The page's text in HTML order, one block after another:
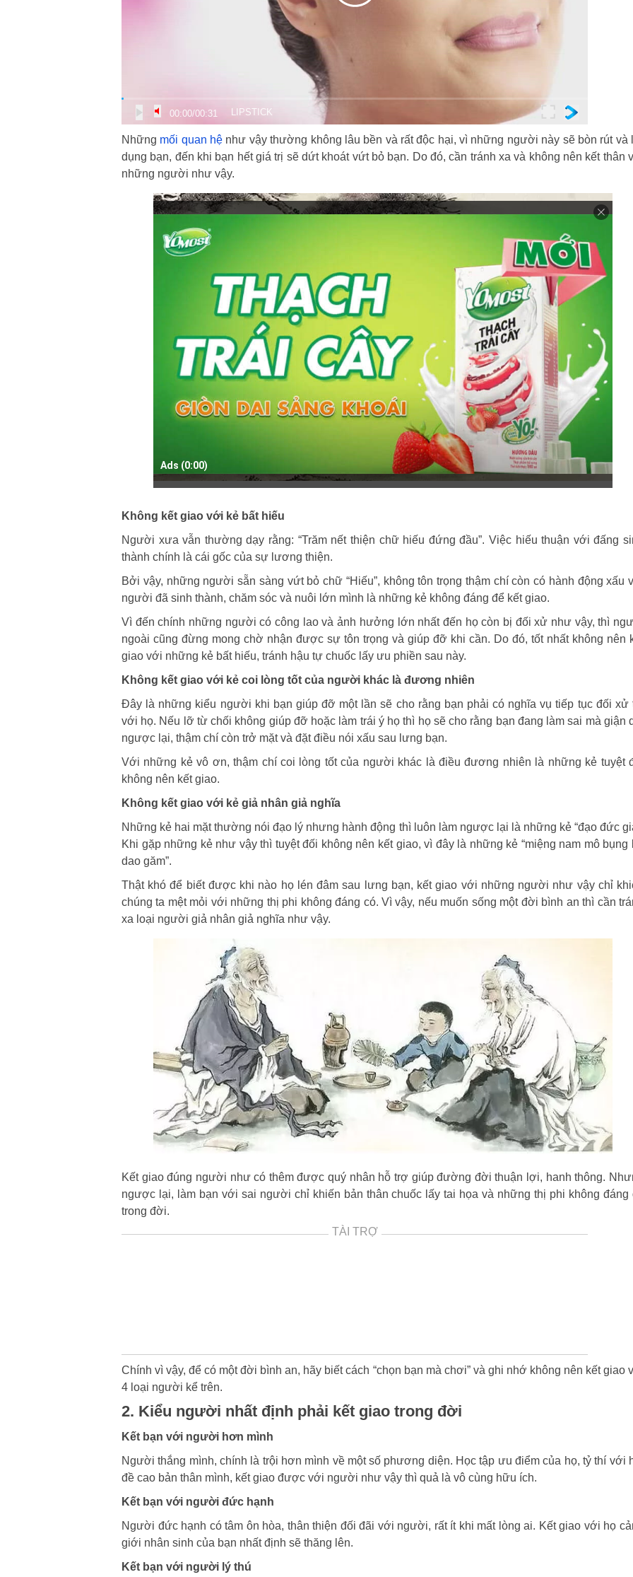
00:00/00:31 LIPSTICK
Những mối quan hệ như vậy thường không lâu bền và rất độc hại, vì những người này sẽ bòn rút và
dụng bạn, đến khi bạn hết giá trị sẽ dứt khoát vứt bỏ bạn. Do đó, cần tránh xa và không nên kết thân
những người như vậy.
Ads (0:00)
Không kết giao với kẻ bất hiếu
Người xưa vẫn thường dạy rằng: “Trăm nết thiện chữ hiếu đứng đầu”. Việc hiếu thuận với đấng
thành chính là cái gốc của sự lương thiện.
Bởi vậy, những người sẵn sàng vứt bỏ chữ “Hiếu”, không tôn trọng thậm chí còn có hành động xấu
người đã sinh thành, chăm sóc và nuôi lớn mình là những kẻ không đáng để kết giao.
Vì đến chính những người có công lao và ảnh hưởng lớn nhất đến họ còn bị đối xử như vậy, thì
ngoài cũng đừng mong chờ nhận được sự tôn trọng và giúp đỡ khi cần. Do đó, tốt nhất không nên
giao với những kẻ bất hiếu, tránh hậu tự chuốc lấy ưu phiền sau này.
Không kết giao với kẻ coi lòng tốt của người khác là đương nhiên
Đây là những kiểu người khi bạn giúp đỡ một lần sẽ cho rằng bạn phải có nghĩa vụ tiếp tục đối xử
với họ. Nếu lỡ từ chối không giúp đỡ hoặc làm trái ý họ thì họ sẽ cho rằng bạn đang làm sai mà giận
ngược lại, thậm chí còn trở mặt và đặt điều nói xấu sau lưng bạn.
Với những kẻ vô ơn, thậm chí coi lòng tốt của người khác là điều đương nhiên là những kẻ tuyệt
không nên kết giao.
Không kết giao với kẻ giả nhân giả nghĩa
Những kẻ hai mặt thường nói đạo lý nhưng hành động thì luôn làm ngược lại là những kẻ “đạo đức
Khi gặp những kẻ như vậy thì tuyệt đối không nên kết giao, vì đây là những kẻ “miệng nam mô bụng
dao găm”.
Thật khó để biết được khi nào họ lén đâm sau lưng bạn, kết giao với những người như vậy chỉ
chúng ta mệt mỏi với những thị phi không đáng có. Vì vậy, nếu muốn sống một đời bình an thì cần
xa loại người giả nhân giả nghĩa như vậy.
Kết giao đúng người như có thêm được quý nhân hỗ trợ giúp đường đời thuận lợi, hanh thông.
ngược lại, làm bạn với sai người chỉ khiến bản thân chuốc lấy tai họa và những thị phi không đáng
trong đời.
TÀI TRỢ
Chính vì vậy, để có một đời bình an, hãy biết cách “chọn bạn mà chơi” và ghi nhớ không nên kết giao
4 loại người kể trên.
2. Kiểu người nhất định phải kết giao trong đời
Kết bạn với người hơn mình
Người thắng mình, chính là trội hơn mình về một số phương diện. Học tập ưu điểm của họ, tỷ thí với
đề cao bản thân mình, kết giao được với người như vậy thì quả là vô cùng hữu ích.
Kết bạn với người đức hạnh
Người đức hạnh có tâm ôn hòa, thân thiện đối đãi với người, rất ít khi mất lòng ai. Kết giao với họ
giới nhân sinh của bạn nhất định sẽ thăng lên.
Kết bạn với người lý thú